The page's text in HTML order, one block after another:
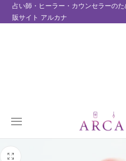
ツにスキップ
占い師・ヒーラー・カウンセラーの
販サイト アルカナ